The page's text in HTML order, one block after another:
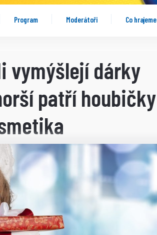
Program Moderátoři Co hrajeme
vymýšlejí dárky
patří houbičky